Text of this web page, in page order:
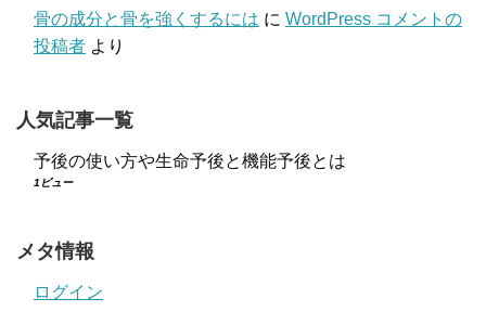
骨の成分と骨を強くするには に WordPress コメントの
投稿者 より
人気記事一覧
予後の使い方や生命予後と機能予後とは
1ビュー
メタ情報
ログイン